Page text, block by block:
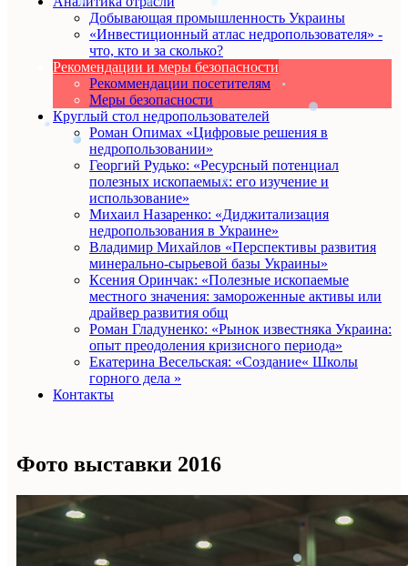
Добывающая промышленность Украины
«Инвестиционный атлас недропользователя» -
что, кто и за сколько?
Рекомендации и меры безопасности
Рекоммендации посетителям
Меры безопасности
Круглый стол недропользователей
Роман Опимах «Цифровые решения в
недропользовании»
Георгий Рудько: «Ресурсный потенциал
полезных ископаемых: его изучение и
использование»
Михаил Назаренко: «Диджитализация
недропользования в Украине»
Владимир Михайлов «Перспективы развития
минерально-сырьевой базы Украины»
Ксения Оринчак: «Полезные ископаемые
местного значения: замороженные активы или
драйвер развития общ
Роман Гладуненко: «Рынок известняка Украина:
опыт преодоления кризисного периода»
Екатерина Весельская: «Создание« Школы
горного дела »
Контакты
Фото выставки 2016